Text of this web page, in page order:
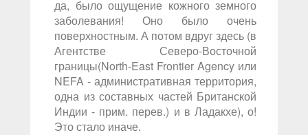
да, было ощущение кожного земного
заболевания! Оно было очень
поверхностным. А потом вдруг здесь (в
Агентстве Северо-Восточной
границы(North-East Frontier Agency или
NEFA - административная территория,
одна из составных частей Британской
Индии - прим. перев.) и в Ладакхе), о!
Это стало иначе.